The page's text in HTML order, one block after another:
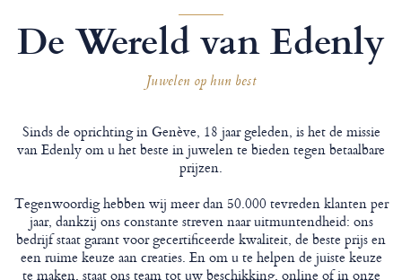
De Wereld van Edenly
Juwelen op hun best
Sinds de oprichting in Genève, 18 jaar geleden, is het de missie
van Edenly om u het beste in juwelen te bieden tegen betaalbare
prijzen.
Tegenwoordig hebben wij meer dan 50.000 tevreden klanten per
jaar, dankzij ons constante streven naar uitmuntendheid: ons
bedrijf staat garant voor gecertificeerde kwaliteit, de beste prijs en
een ruime keuze aan creaties. En om u te helpen de juiste keuze
te maken, staat ons team tot uw beschikking, online of in onze